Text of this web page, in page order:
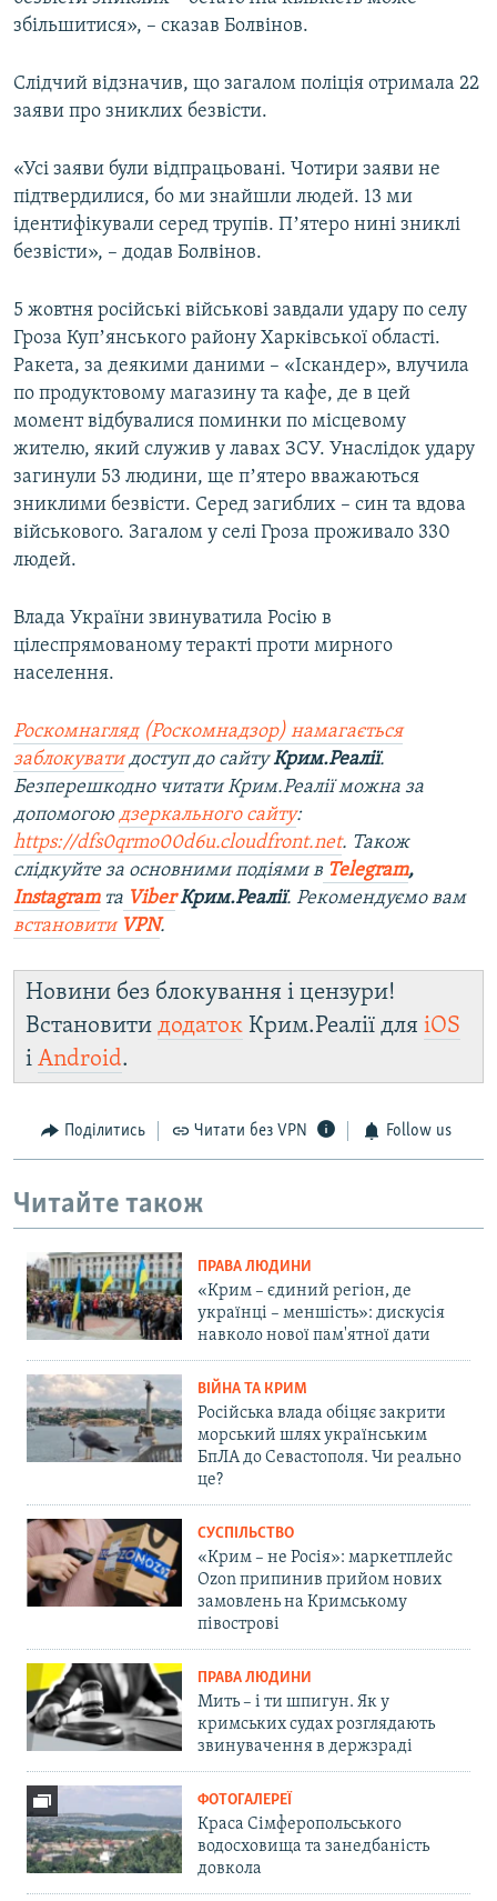
збільшитися», – сказав Болвінов.
Слідчий відзначив, що загалом поліція отримала 22
заяви про зниклих безвісти.
«Усі заяви були відпрацьовані. Чотири заяви не
підтвердилися, бо ми знайшли людей. 13 ми
ідентифікували серед трупів. Пʼятеро нині зниклі
безвісти», – додав Болвінов.
5 жовтня російські військові завдали удару по селу
Гроза Купʼянського району Харківської області.
Ракета, за деякими даними – «Іскандер», влучила
по продуктовому магазину та кафе, де в цей
момент відбувалися поминки по місцевому
жителю, який служив у лавах ЗСУ. Унаслідок удару
загинули 53 людини, ще пʼятеро вважаються
зниклими безвісти. Серед загиблих – син та вдова
військового. Загалом у селі Гроза проживало 330
людей.
Влада України звинуватила Росію в
цілеспрямованому теракті проти мирного
населення.
Роскомнагляд (Роскомнадзор) намагається
заблокуватидоступ до сайтуКрим.Реалії.
Безперешкодно читати Крим.Реалії можна за
допомогою дзеркального сайту:
https://dfs0qrmo00d6u.cloudfront.net. Також
слідкуйте за основними подіями в Telegram,
Instagramта ViberКрим.Реалії. Рекомендуємо вам
встановити VPN.
Новини без блокування і цензури!
Встановити додаток Крим.Реалії для iOS
і Android.
Поділитись Читати без VPN Follow us
Читайте також
ПРАВА ЛЮДИНИ
«Крим – єдиний регіон, де
українці – меншість»: дискусія
навколо нової пам'ятної дати
ВІЙНА ТА КРИМ
Російська влада обіцяє закрити
морський шлях українським
БпЛА до Севастополя. Чи реально
це?
СУСПІЛЬСТВО
«Крим – не Росія»: маркетплейс
Ozon припинив прийом нових
замовлень на Кримському
півострові
ПРАВА ЛЮДИНИ
Мить – і ти шпигун. Як у
кримських судах розглядають
звинувачення в держзраді
ФОТОГАЛЕРЕЇ
Краса Сімферопольського
водосховища та занедбаність
довкола